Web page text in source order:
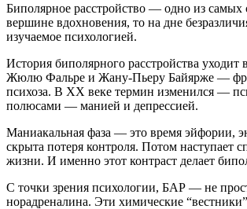
Биполярное расстройство — одно из самых
вершине вдохновения, то на дне
изучаемое психологией.
История биполярного расстройства
Жюлю Фальре и Жану-Пьеру Байярже —
психоза. В XX веке термин изменился —
полюсами — манией и депрессией.
Маниакальная фаза — это время эйфории,
скрыта потеря контроля. Потом наступает
жизни. И именно этот контраст делает
С точки зрения психологии, БАР — не
норадреналина. Эти химические